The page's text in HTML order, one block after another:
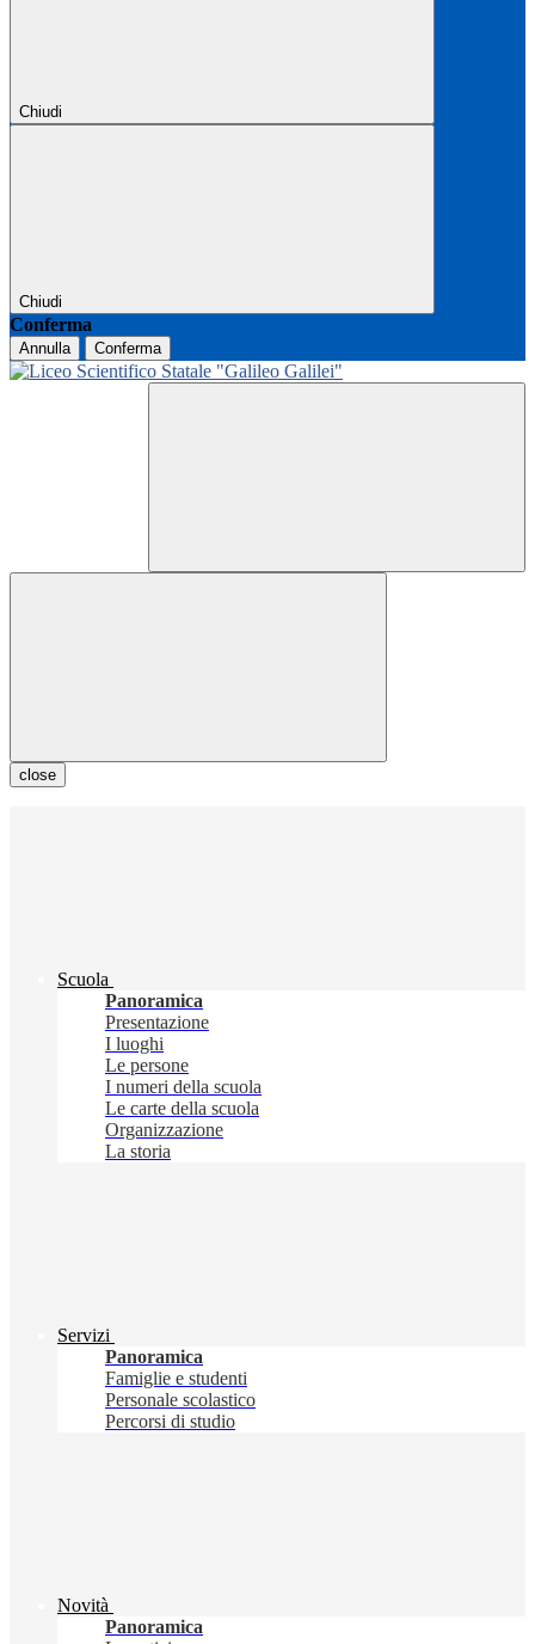
Chiudi
Chiudi
Conferma
Annulla Conferma
close
Scuola
Panoramica
Presentazione
I luoghi
Le persone
I numeri della scuola
Le carte della scuola
Organizzazione
La storia
Servizi
Panoramica
Famiglie e studenti
Personale scolastico
Percorsi di studio
Novità
Panoramica